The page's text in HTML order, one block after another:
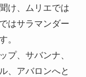
け、ムリエでは
はサラマンダー
。
プ、サバンナ、
、アバロンへと